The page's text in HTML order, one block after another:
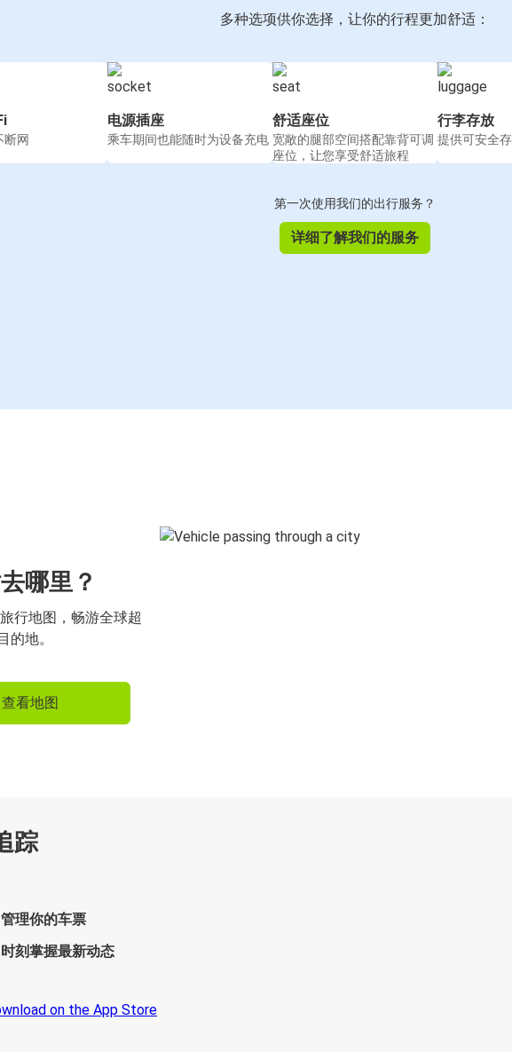
多种选项供你选择，让你的行程更加舒适：
断网
电源插座
乘车期间也能随时为设备充电
舒适座位
宽敞的腿部空间搭配靠背可调
座位，让您享受舒适旅程
行李存放
提供可安全
第一次使用我们的出行服务？
详细了解我们的服务
哪里？
行地图，畅游全球超
的地。
查看地图
踪
管理你的车票
时刻掌握最新动态